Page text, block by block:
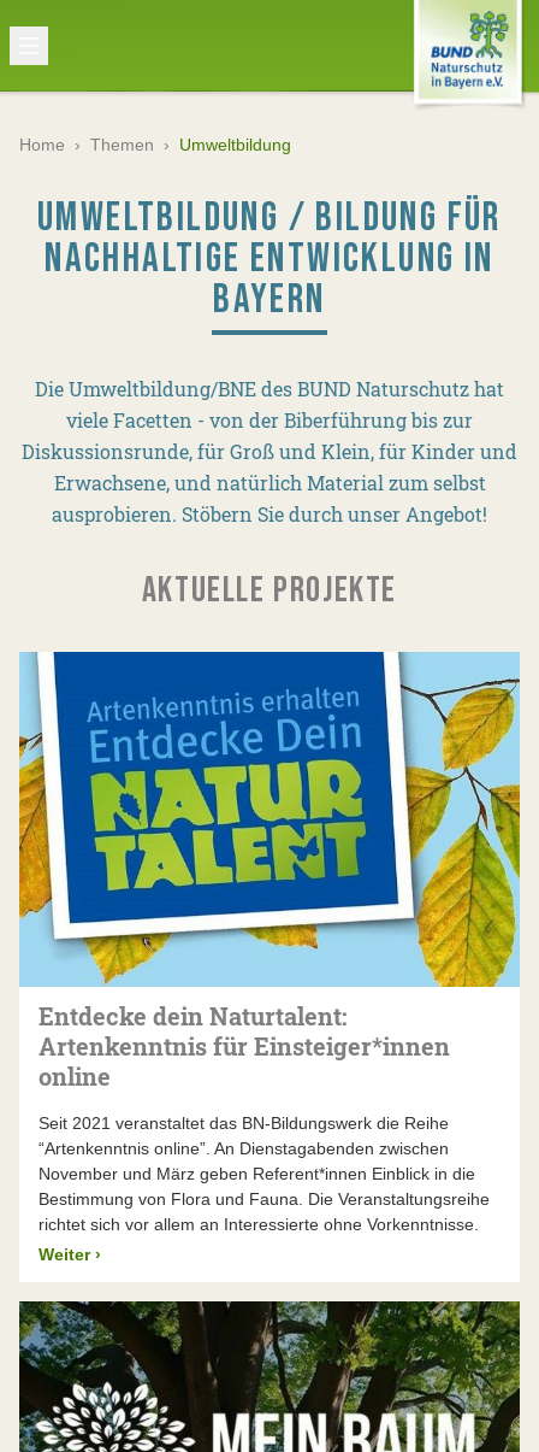
Home › Themen › Umweltbildung
UMWELTBILDUNG / BILDUNG FÜR
NACHHALTIGE ENTWICKLUNG IN
BAYERN
Die Umweltbildung/BNE des BUND Naturschutz hat
viele Facetten - von der Biberführung bis zur
Diskussionsrunde, für Groß und Klein, für Kinder und
Erwachsene, und natürlich Material zum selbst
ausprobieren. Stöbern Sie durch unser Angebot!
AKTUELLE PROJEKTE
Entdecke dein Naturtalent:
Artenkenntnis für Einsteiger*innen
online
Seit 2021 veranstaltet das BN-Bildungswerk die Reihe
“Artenkenntnis online”. An Dienstagabenden zwischen
November und März geben Referent*innen Einblick in die
Bestimmung von Flora und Fauna. Die Veranstaltungsreihe
richtet sich vor allem an Interessierte ohne Vorkenntnisse.
Weiter ›